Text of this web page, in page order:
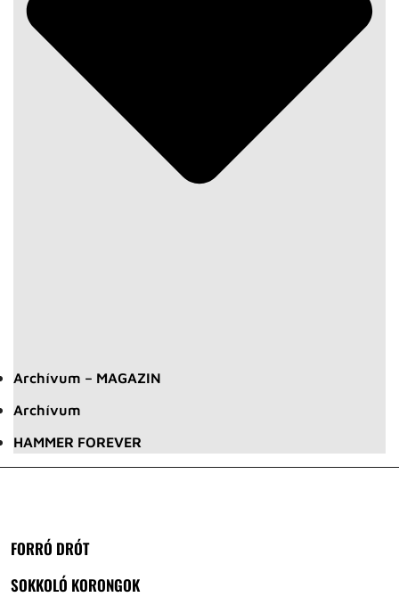
Archívum – MAGAZIN
Archívum
HAMMER FOREVER
FORRÓ DRÓT
SOKKOLÓ KORONGOK